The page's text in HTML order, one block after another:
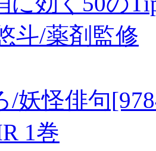
斗/薬剤監修
/妖怪俳句
1巻